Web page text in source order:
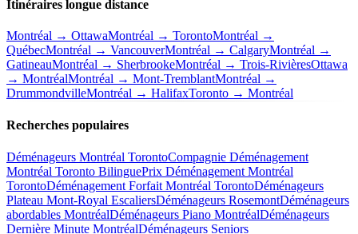
Itinéraires longue distance
Montréal → OttawaMontréal → TorontoMontréal →
QuébecMontréal → VancouverMontréal → CalgaryMontréal →
GatineauMontréal → SherbrookeMontréal → Trois-RivièresOttawa
→ MontréalMontréal → Mont-TremblantMontréal →
DrummondvilleMontréal → HalifaxToronto → Montréal
Recherches populaires
Déménageurs Montréal TorontoCompagnie Déménagement
Montréal Toronto BilinguePrix Déménagement Montréal
TorontoDéménagement Forfait Montréal TorontoDéménageurs
Plateau Mont-Royal EscaliersDéménageurs RosemontDéménageurs
abordables MontréalDéménageurs Piano MontréalDéménageurs
Dernière Minute MontréalDéménageurs Seniors